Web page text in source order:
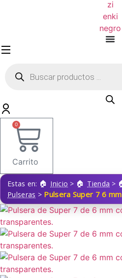
productos
0
Carrito
Estas en: Inicio > Tienda >
Pulseras > Pulsera Super 7 6 mm